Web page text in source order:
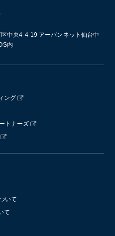
中央4-4-19 アーバンネット仙台中
内
ング
トナーズ
いて
て